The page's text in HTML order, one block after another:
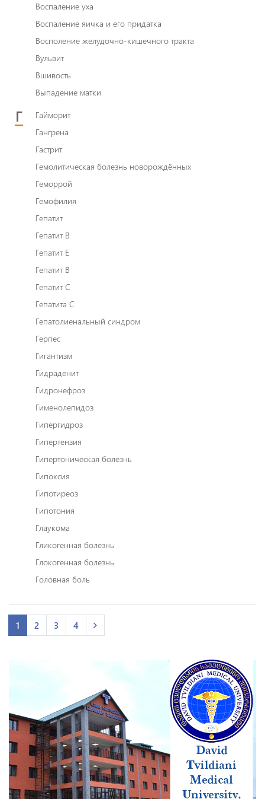
Воспаление уха
Воспаление яичка и его придатка
Восполение желудочно-кишечного тракта
Вульвит
Вшивость
Выпадение матки
Г
Гайморит
Гангрена
Гастрит
Гемолитическая болезнь новорождённых
Геморрой
Гемофилия
Гепатит
Гепатит B
Гепатит E
Гепатит В
Гепатит С
Гепатита С
Гепатолиенальный синдром
Герпес
Гигантизм
Гидраденит
Гидронефроз
Гименолепидоз
Гипергидроз
Гипертензия
Гипертоническая болезнь
Гипоксия
Гипотиреоз
Гипотония
Глаукома
Гликогенная болезнь
Глокогенная болезнь
Головная боль
1 2 3 4